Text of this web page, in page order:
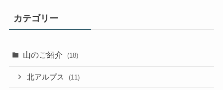
カテゴリー
山のご紹介 (18)
北アルプス (11)